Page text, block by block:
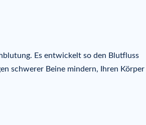
Es entwickelt so den Blutfluss
schwerer Beine mindern, Ihren Körper